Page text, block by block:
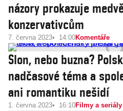
názory prokazuje
konzervativcům
7. června 2023 14:00Komentáře
Slon, nebo buzna?
nadčasové téma a
ani romantiku nešidí
1. června 2023 16:10Filmy a seriály